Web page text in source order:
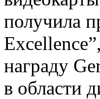
получила
награду
в области